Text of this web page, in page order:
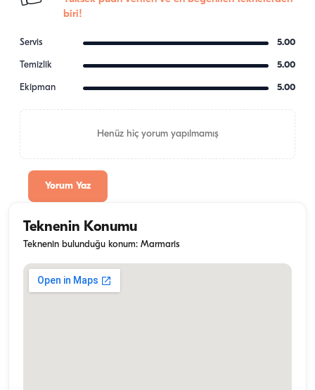
biri!
Servis 5.00
Temizlik 5.00
Ekipman 5.00
Henüz hiç yorum yapılmamış
Yorum Yaz
Teknenin Konumu
Teknenin bulunduğu konum: Marmaris